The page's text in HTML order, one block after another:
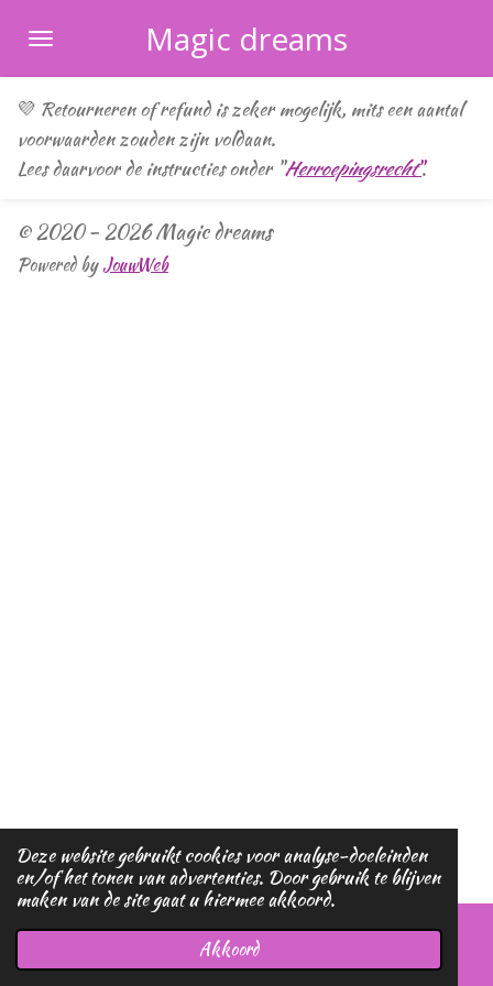
Deze website gebruikt cookies voor analyse-doeleinden
en/of het tonen van advertenties. Door gebruik te blijven
maken van de site gaat u hiermee akkoord.
Akkoord
naar
de
hoofdinhoud
Magic dreams
💜 Retourneren of refund is zeker mogelijk, mits een aantal
voorwaarden zouden zijn voldaan.
Lees daarvoor de instructies onder "Herroepingsrecht".
© 2020 - 2026 Magic dreams
Powered byJouwWeb
Telefoonnummer